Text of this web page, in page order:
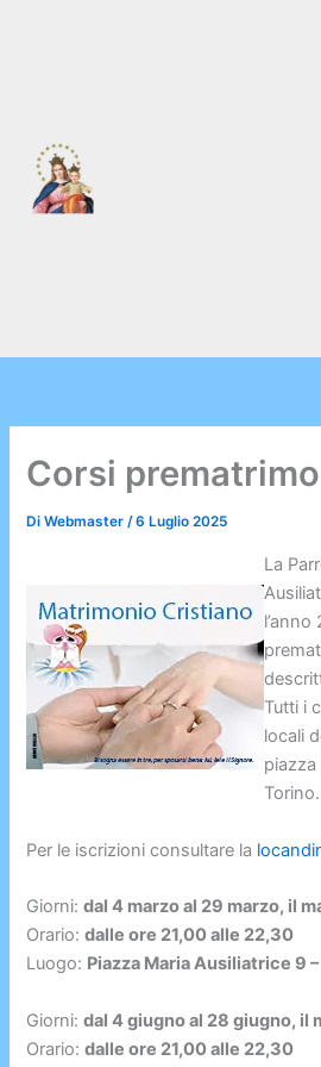
Corsi
DiWebmaster/6 Luglio 2025
La
Tutti i
locali
piazza
Torino.
Per le iscrizioni consultare la
Giorni:dal 4 marzo al 29 marzo, il
Orario:dalle ore 21,00 alle 22,30
Luogo: Piazza Maria Ausiliatrice 9
Giorni:dal 4 giugno al 28 giugno, il
Orario:dalle ore 21,00 alle 22,30